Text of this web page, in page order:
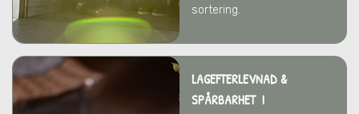
sortering.
LAGEFTERLEVNAD &
SPÅRBARHET I